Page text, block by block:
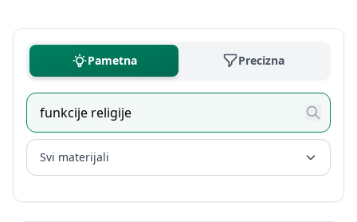
Pametna Precizna
Svi materijali